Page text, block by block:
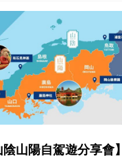
陰山陽自駕遊分享會